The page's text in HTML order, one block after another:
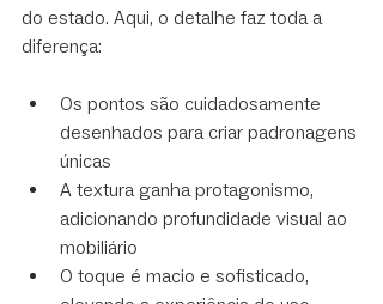
do estado. Aqui, o detalhe faz toda a
diferença:
Os pontos são cuidadosamente
desenhados para criar padronagens
únicas
A textura ganha protagonismo,
adicionando profundidade visual ao
mobiliário
O toque é macio e sofisticado,